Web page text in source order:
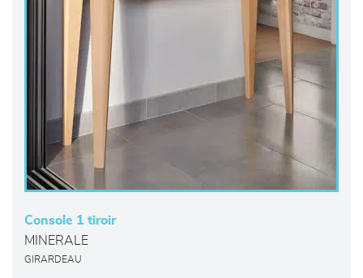
Console 1 tiroir
MINERALE
GIRARDEAU